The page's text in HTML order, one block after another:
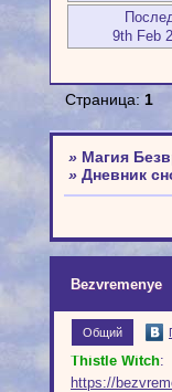
9th Feb
Страница: 1
» Магия
» Дневник